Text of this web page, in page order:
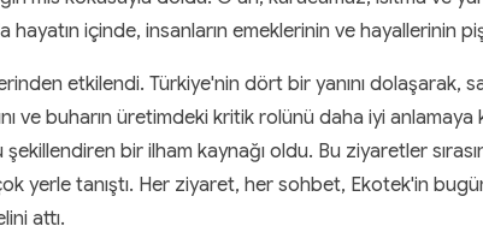
hayatın içinde, insanların emeklerinin ve
etkilendi. Türkiye'nin dört bir yanını dolaşarak,
ve buharın üretimdeki kritik rolünü daha iyi
bir ilham kaynağı oldu. Bu ziyaretler
yerle tanıştı. Her ziyaret, her sohbet, Ekotek'in
attı.